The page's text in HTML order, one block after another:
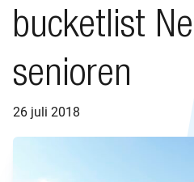
bucketlist
senioren
26 juli 2018